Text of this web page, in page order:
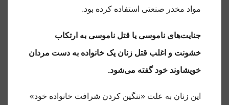
مواد مخدر صنعتی استفاده کرده بود.
جنایت‌های ناموسی یا قتل ناموسی به ارتکاب
خشونت و اغلب قتل زنان یک خانواده به دست مردان
خویشاوند خود گفته می‌شود.
این زنان به علت «ننگین کردن شرافت خانواده خود»